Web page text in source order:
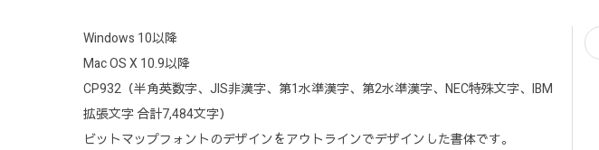
Windows 10以降
Mac OS X 10.9以降
CP932（半角英数字、JIS非漢字、第1水準漢字、第2水準漢字、NEC特殊文字、IBM
拡張文字 合計7,484文字）
ビットマップフォントのデザインをアウトラインでデザインした書体です。